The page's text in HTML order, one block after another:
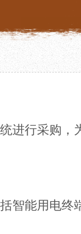
甫草堂文创馆
创精品
权
进行采购，
智能用电终